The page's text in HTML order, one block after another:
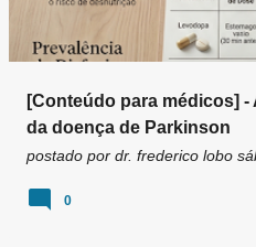
[Conteúdo para médicos]
da doença de Parkinson
postado por dr. frederico lobo
0